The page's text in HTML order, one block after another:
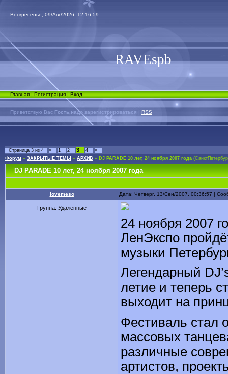
Воскресенье, 09/Авг/2026, 12:16:59
RAVEspb
Главная|Регистрация|Вход
Приветствую Вас Гость,надо зарегистрироваться | RSS
Страница 3 из 4 « 1 2 3 4
»
Форум » ЗАКРЫТЫЕ ТЕМЫ » АРХИВ » DJ PARADE 10 лет, 24 ноября 2007 года
DJ PARADE 10 лет, 24 ноября 2007 года
lovemeso Дата: Четверг, 13/Сен/2007, 00:36:57 |
Группа: Удаленные
24 ноября 2007
ЛенЭкспо
музыки
Легендарный
летие и теперь
выходит на
Фестиваль стал
массовых
различные
артистов,